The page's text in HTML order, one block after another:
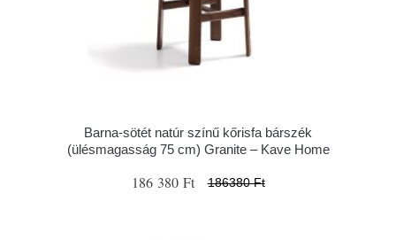
Barna-sötét natúr színű kőrisfa bárszék
(ülésmagasság 75 cm) Granite – Kave Home
186 380 Ft 186380 Ft